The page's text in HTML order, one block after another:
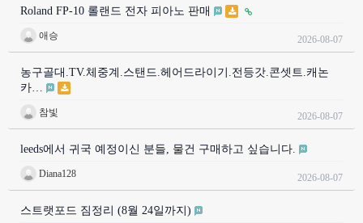
Roland FP-10 롤랜드 전자 피아노 판매
애승 2026-08-07
농구골대.TV.체중계.스탠드.헤어드라이기.전등갓.콘셋트.캐논
카…
참빛 2026-08-07
leeds에서 귀국 예정이신 분들, 물건 구매하고 싶습니다.
Diana128 2026-08-07
스트랫포드 짐정리 (8월 24일까지)